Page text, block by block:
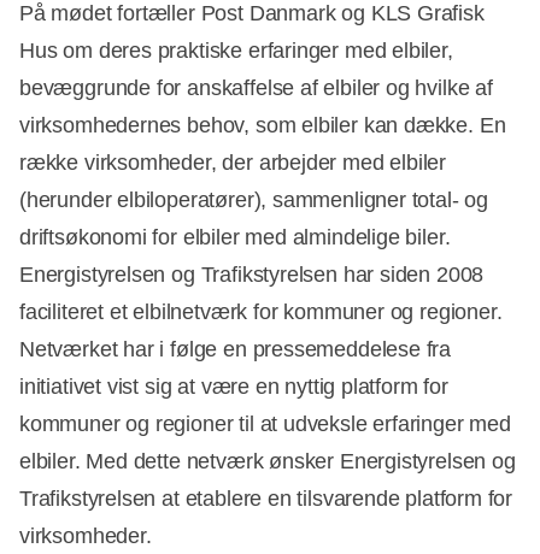
Annonce
På mødet fortæller Post Danmark og KLS Grafisk
Hus om deres praktiske erfaringer med elbiler,
bevæggrunde for anskaffelse af elbiler og hvilke af
virksomhedernes behov, som elbiler kan dække. En
række virksomheder, der arbejder med elbiler
(herunder elbiloperatører), sammenligner total- og
driftsøkonomi for elbiler med almindelige biler.
Energistyrelsen og Trafikstyrelsen har siden 2008
faciliteret et elbilnetværk for kommuner og regioner.
Netværket har i følge en pressemeddelese fra
initiativet vist sig at være en nyttig platform for
kommuner og regioner til at udveksle erfaringer med
elbiler. Med dette netværk ønsker Energistyrelsen og
Trafikstyrelsen at etablere en tilsvarende platform for
virksomheder.